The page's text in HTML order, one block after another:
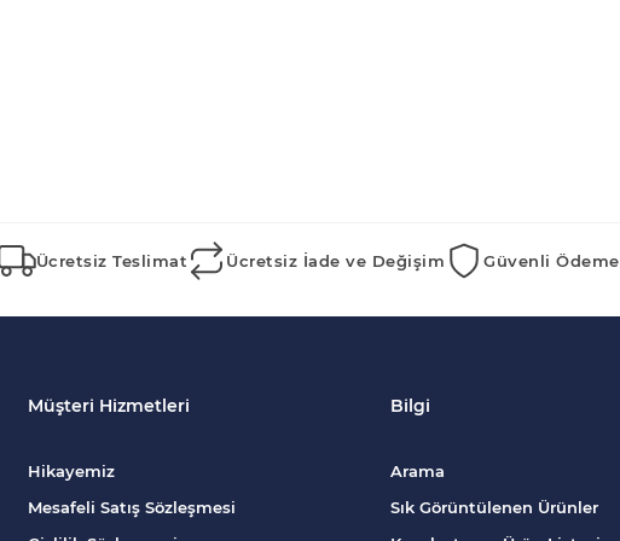
Ücretsiz Teslimat Ücretsiz İade ve Değişim Güvenli Ödeme
Müşteri Hizmetleri
Hikayemiz
Mesafeli Satış Sözleşmesi
Bilgi
Arama
Sık Görüntülenen Ürünler